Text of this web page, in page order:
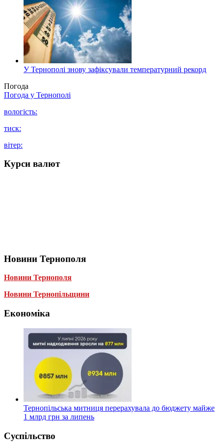
У Тернополі знову зафіксували температурний рекорд
Погода
Погода у Тернополі
вологість:
тиск:
вітер:
Курси валют
Новини Тернополя
Новини Тернополя
Новини Тернопільщини
Економіка
Тернопільська митниця перерахувала до бюджету майже
1 млрд грн за липень
Суспільство